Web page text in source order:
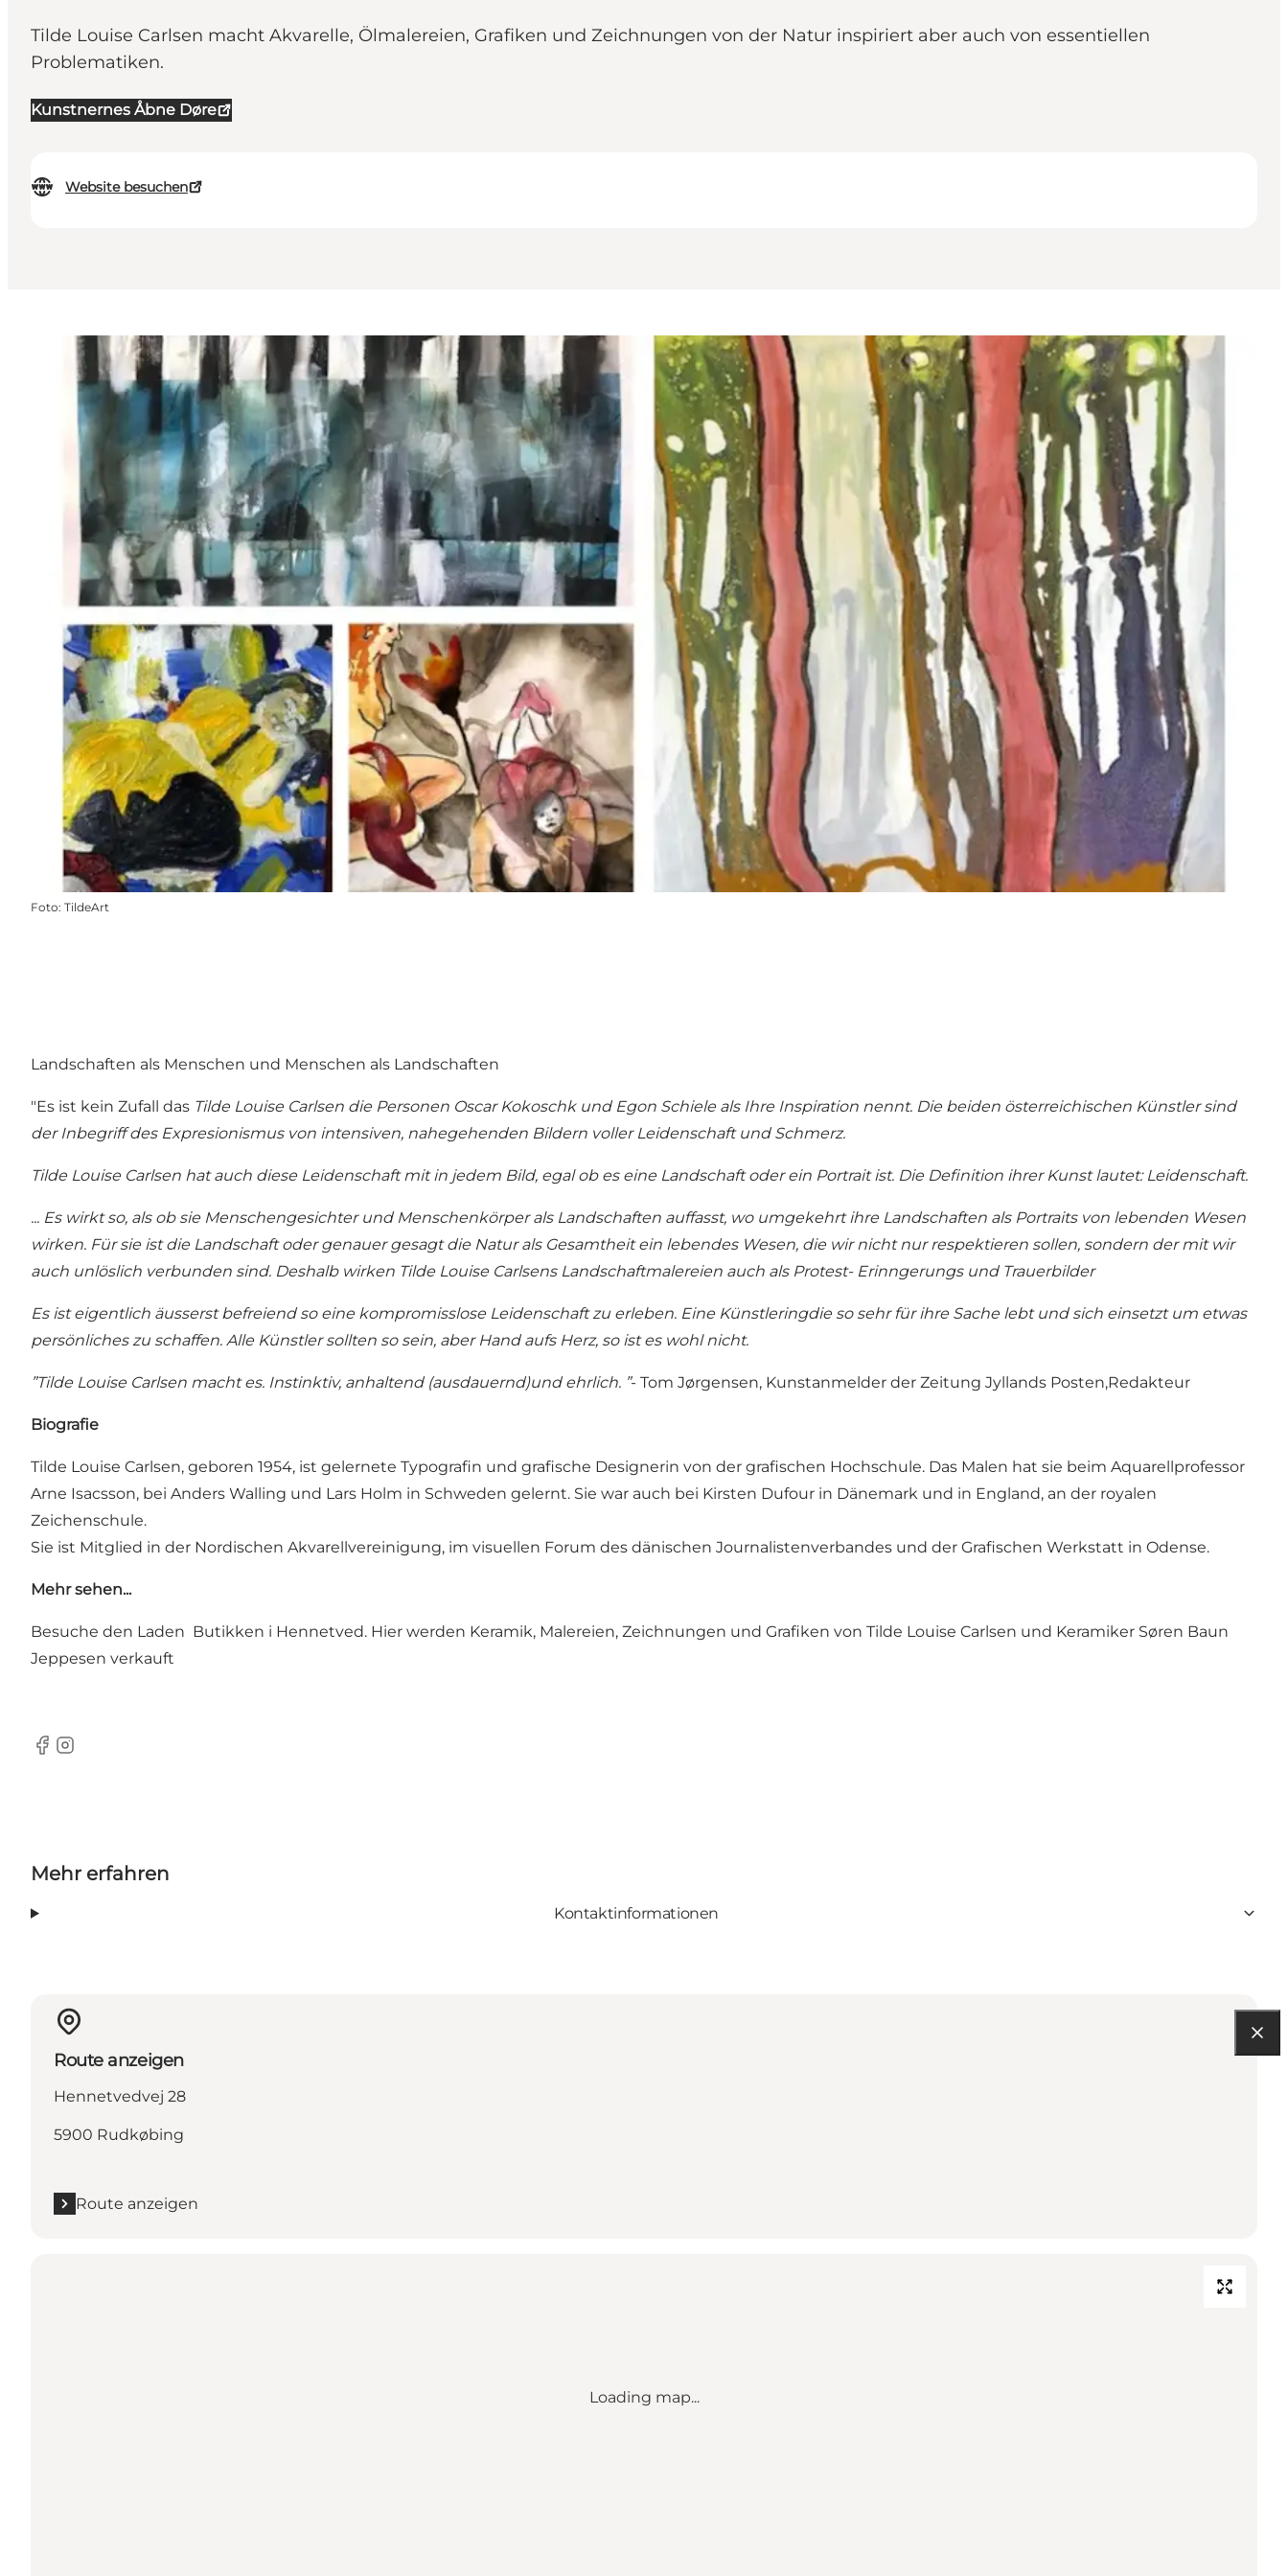
Tilde Louise Carlsen macht Akvarelle, Ölmalereien, Grafiken und Zeichnungen von der Natur inspiriert aber auch von essentiellen
Problematiken.
Kunstnernes Åbne Døre
Website besuchen
Foto: TildeArt
Landschaften als Menschen und Menschen als Landschaften
"Es ist kein Zufall das Tilde Louise Carlsen die Personen Oscar Kokoschk und Egon Schiele als Ihre Inspiration nennt. Die beiden österreichischen Künstler sind
der Inbegriff des Expresionismus von intensiven, nahegehenden Bildern voller Leidenschaft und Schmerz.
Tilde Louise Carlsen hat auch diese Leidenschaft mit in jedem Bild, egal ob es eine Landschaft oder ein Portrait ist. Die Definition ihrer Kunst lautet: Leidenschaft.
... Es wirkt so, als ob sie Menschengesichter und Menschenkörper als Landschaften auffasst, wo umgekehrt ihre Landschaften als Portraits von lebenden Wesen
wirken. Für sie ist die Landschaft oder genauer gesagt die Natur als Gesamtheit ein lebendes Wesen, die wir nicht nur respektieren sollen, sondern der mit wir
auch unlöslich verbunden sind. Deshalb wirken Tilde Louise Carlsens Landschaftmalereien auch als Protest- Erinngerungs und Trauerbilder
Es ist eigentlich äusserst befreiend so eine kompromisslose Leidenschaft zu erleben. Eine Künstleringdie so sehr für ihre Sache lebt und sich einsetzt um etwas
persönliches zu schaffen. Alle Künstler sollten so sein, aber Hand aufs Herz, so ist es wohl nicht.
”Tilde Louise Carlsen macht es. Instinktiv, anhaltend (ausdauernd)und ehrlich. ”- Tom Jørgensen, Kunstanmelder der Zeitung Jyllands Posten,Redakteur
Biografie
Tilde Louise Carlsen, geboren 1954, ist gelernete Typografin und grafische Designerin von der grafischen Hochschule. Das Malen hat sie beim Aquarellprofessor
Arne Isacsson, bei Anders Walling und Lars Holm in Schweden gelernt. Sie war auch bei Kirsten Dufour in Dänemark und in England, an der royalen
Zeichenschule.
Sie ist Mitglied in der Nordischen Akvarellvereinigung, im visuellen Forum des dänischen Journalistenverbandes und der Grafischen Werkstatt in Odense.
Mehr sehen...
Besuche den Laden Butikken i Hennetved. Hier werden Keramik, Malereien, Zeichnungen und Grafiken von Tilde Louise Carlsen und Keramiker Søren Baun
Jeppesen verkauft
Facebook
Instagram
Mehr erfahren
Kontaktinformationen
Route anzeigen
Hennetvedvej 28
5900 Rudkøbing
Route anzeigen
Loading map...